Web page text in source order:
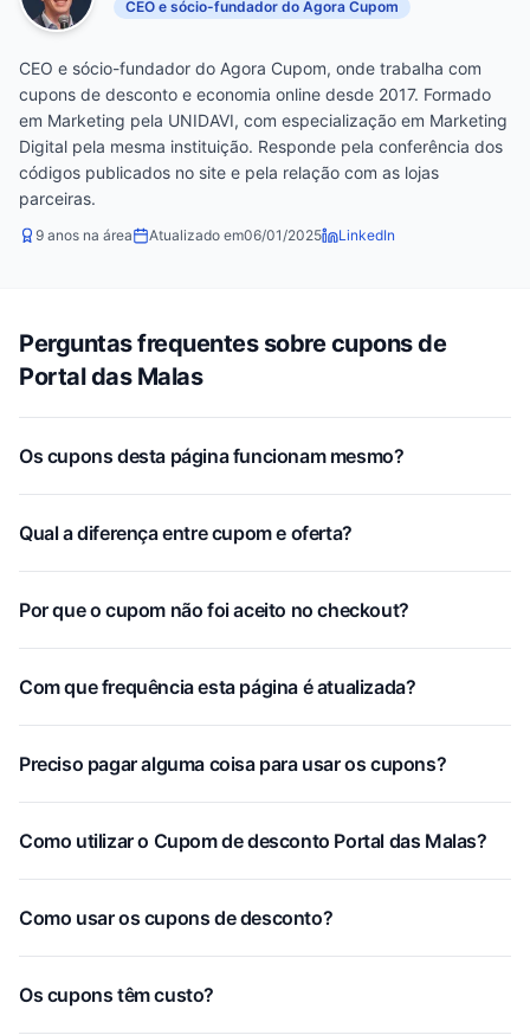
CEO e sócio-fundador do Agora Cupom
CEO e sócio-fundador do Agora Cupom, onde trabalha com
cupons de desconto e economia online desde 2017. Formado
em Marketing pela UNIDAVI, com especialização em Marketing
Digital pela mesma instituição. Responde pela conferência dos
códigos publicados no site e pela relação com as lojas
parceiras.
9 anos na área Atualizado em06/01/2025 LinkedIn
Perguntas frequentes sobre cupons de
Portal das Malas
Os cupons desta página funcionam mesmo?
Qual a diferença entre cupom e oferta?
Por que o cupom não foi aceito no checkout?
Com que frequência esta página é atualizada?
Preciso pagar alguma coisa para usar os cupons?
Como utilizar o Cupom de desconto Portal das Malas?
Como usar os cupons de desconto?
Os cupons têm custo?